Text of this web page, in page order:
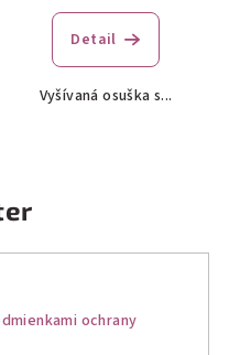
Detail
Vyšívaná osuška s...
ochrany